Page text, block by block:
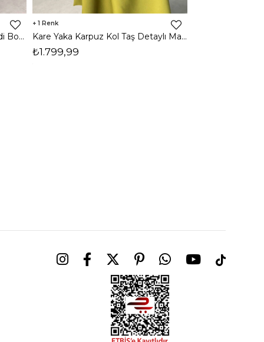
Halter Yaka Önden Yırtmaçlı Midi Boy Kahverengi Hasre Kadın Elbise 26Y502
1
Kare Yaka Karpuz Kol Taş Detaylı Maxi Yağ Yeşili Civo Kadın Elbise 206Y501
₺1.799,99